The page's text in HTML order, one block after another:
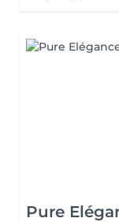
Pure